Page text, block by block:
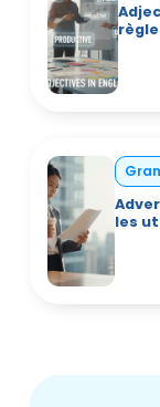
les